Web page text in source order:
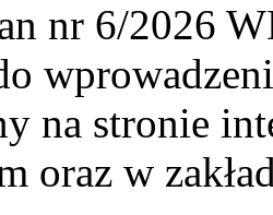
nr 6/2026
na stronie
oraz w